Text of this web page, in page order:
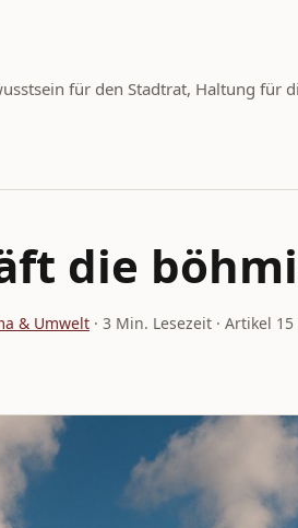
für den Stadtrat, Haltung für
die
& Umwelt · 3 Min. Lesezeit · Artikel 15